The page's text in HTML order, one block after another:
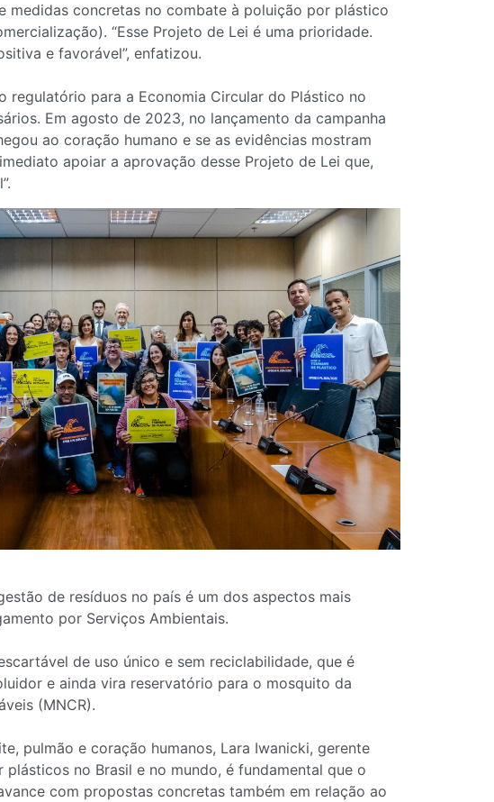
concretas no combate à poluição por plástico
“Esse Projeto de Lei é uma prioridade.
e favorável”, enfatizou.
regulatório para a Economia Circular do Plástico no
Em agosto de 2023, no lançamento da campanha
ao coração humano e se as evidências mostram
apoiar a aprovação desse Projeto de Lei que,
de resíduos no país é um dos aspectos mais
por Serviços Ambientais.
de uso único e sem reciclabilidade, que é
e ainda vira reservatório para o mosquito da
(MNCR).
pulmão e coração humanos, Lara Iwanicki, gerente
no Brasil e no mundo, é fundamental que o
com propostas concretas também em relação ao